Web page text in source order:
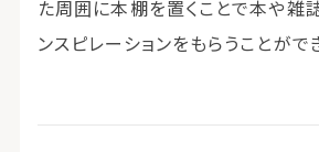
た周囲に本棚を置くことで本や雑
ンスピレーションをもらうことがで